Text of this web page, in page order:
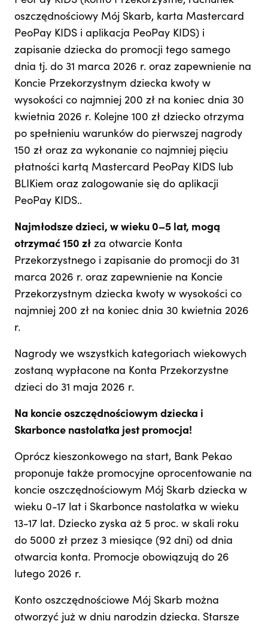
oszczędnościowy Mój Skarb, karta Mastercard
PeoPay KIDS i aplikacja PeoPay KIDS) i
zapisanie dziecka do promocji tego samego
dnia tj. do 31 marca 2026 r. oraz zapewnienie na
Koncie Przekorzystnym dziecka kwoty w
wysokości co najmniej 200 zł na koniec dnia 30
kwietnia 2026 r. Kolejne 100 zł dziecko otrzyma
po spełnieniu warunków do pierwszej nagrody
150 zł oraz za wykonanie co najmniej pięciu
płatności kartą Mastercard PeoPay KIDS lub
BLIKiem oraz zalogowanie się do aplikacji
PeoPay KIDS..
Najmłodsze dzieci, w wieku 0–5 lat, mogą
otrzymać 150 zł za otwarcie Konta
Przekorzystnego i zapisanie do promocji do 31
marca 2026 r. oraz zapewnienie na Koncie
Przekorzystnym dziecka kwoty w wysokości co
najmniej 200 zł na koniec dnia 30 kwietnia 2026
r.
Nagrody we wszystkich kategoriach wiekowych
zostaną wypłacone na Konta Przekorzystne
dzieci do 31 maja 2026 r.
Na koncie oszczędnościowym dziecka i
Skarbonce nastolatka jest promocja!
Oprócz kieszonkowego na start, Bank Pekao
proponuje także promocyjne oprocentowanie na
koncie oszczędnościowym Mój Skarb dziecka w
wieku 0-17 lat i Skarbonce nastolatka w wieku
13-17 lat. Dziecko zyska aż 5 proc. w skali roku
do 5000 zł przez 3 miesiące (92 dni) od dnia
otwarcia konta. Promocje obowiązują do 26
lutego 2026 r.
Konto oszczędnościowe Mój Skarb można
otworzyć już w dniu narodzin dziecka. Starsze